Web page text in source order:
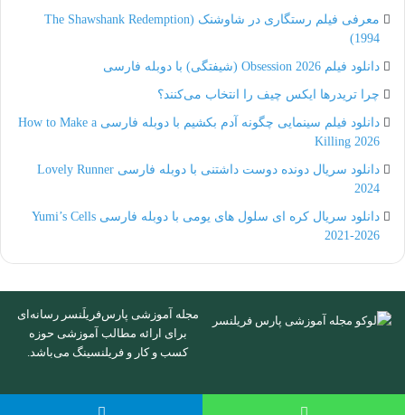
معرفی فیلم رستگاری در شاوشنک (The Shawshank Redemption
1994)
دانلود فیلم Obsession 2026 (شیفتگی) با دوبله فارسی
چرا تریدرها ایکس چیف را انتخاب می‌کنند؟
دانلود فیلم سینمایی چگونه آدم بکشیم با دوبله فارسی How to Make a
Killing 2026
دانلود سریال دونده دوست داشتنی با دوبله فارسی Lovely Runner
2024
دانلود سریال کره ای سلول های یومی با دوبله فارسی Yumi’s Cells
2021-2026
مجله آموزشی پارس‌فریلَنسر رسانه‌ای
برای ارائه مطالب آموزشی حوزه
کسب و کار و فریلنسینگ می‌باشد.